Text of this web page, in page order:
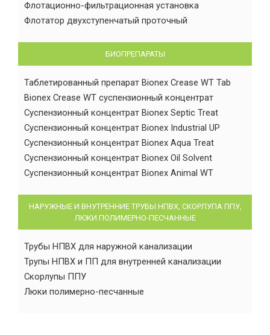
Флотационно-фильтрационная установка
Флотатор двухступенчатый проточный
БИОПРЕПАРАТЫ
Таблетированный препарат Bionex Crease WT Tab
Bionex Crease WT суспензионный концентрат
Суспензионный концентрат Bionex Septic Treat
Суспензионный концентрат Bionex Industrial UP
Суспензионный концентрат Bionex Aqua Treat
Суспензионный концентрат Bionex Oil Solvent
Суспензионный концентрат Bionex Animal WT
НАРУЖНЫЕ И ВНУТРЕННИЕ ТРУБЫ НПВХ, СКОРЛУПА ППУ,
ЛЮКИ ПОЛИМЕРНО-ПЕСЧАННЫЕ
Трубы НПВХ для наружной канализации
Трупы НПВХ и ПП для внутренней канализации
Скорлупы ППУ
Люки полимерно-песчанные